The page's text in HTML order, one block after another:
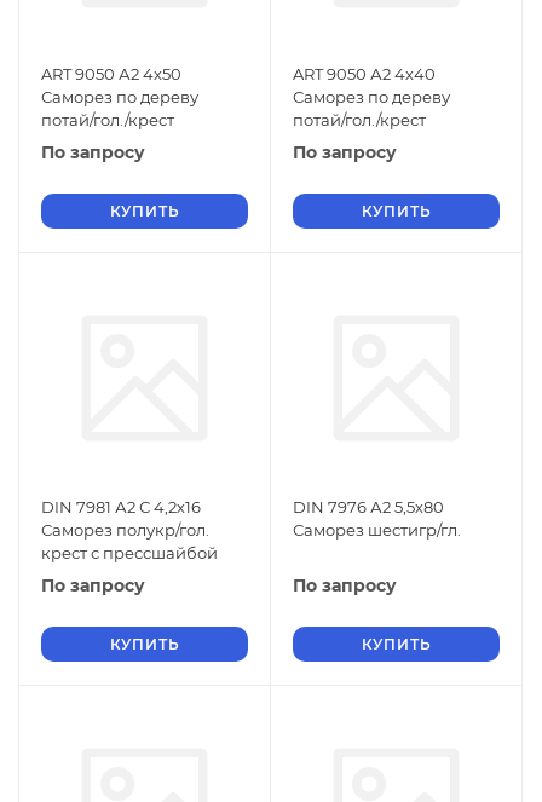
ART 9050 А2 4х50
Саморез по дереву
потай/гол./крест
По запросу
КУПИТЬ
ART 9050 А2 4х40
Саморез по дереву
потай/гол./крест
По запросу
КУПИТЬ
DIN 7981 А2 С 4,2х16
Саморез полукр/гол.
крест с прессшайбой
По запросу
КУПИТЬ
DIN 7976 А2 5,5х80
Саморез шестигр/гл.
По запросу
КУПИТЬ